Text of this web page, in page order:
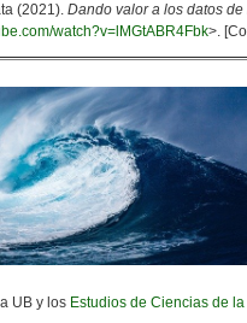
(2021). Dando valor a los datos
watch?v=lMGtABR4Fbk>.
UB y los Estudios de Ciencias de